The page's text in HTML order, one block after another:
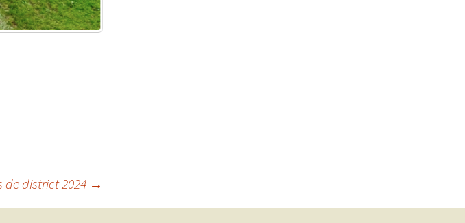
de district 2024 →